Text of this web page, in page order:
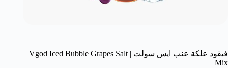
فيقود علكة عنب ايس سولت | Vgod Iced Bubble Grapes Salt
Mix